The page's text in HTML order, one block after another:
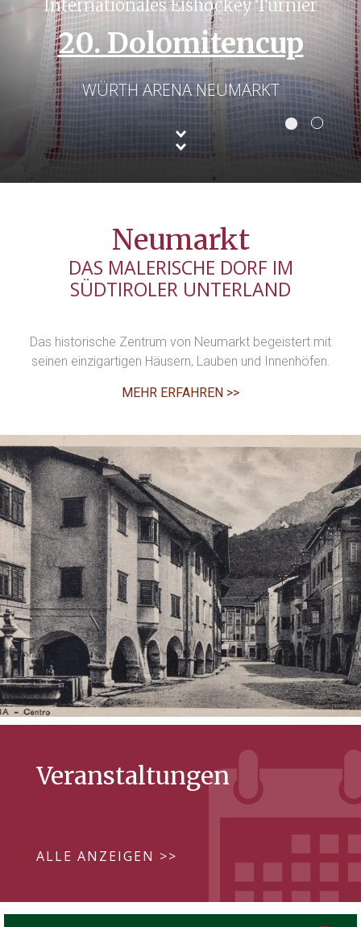
Internationales Eishockey Turnier
20. Dolomitencup
WÜRTH ARENA NEUMARKT
Neumarkt
DAS MALERISCHE DORF IM
SÜDTIROLER UNTERLAND
Das historische Zentrum von Neumarkt begeistert mit
seinen einzigartigen Häusern, Lauben und Innenhöfen.
MEHR ERFAHREN >>
Veranstaltungen
ALLE ANZEIGEN >>